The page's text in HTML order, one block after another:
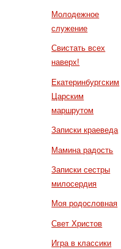
Молодежное
служение
Свистать всех
наверх!
Екатеринбургским
Царским
маршрутом
Записки краеведа
Мамина радость
Записки сестры
милосердия
Моя родословная
Свет Христов
Игра в классики